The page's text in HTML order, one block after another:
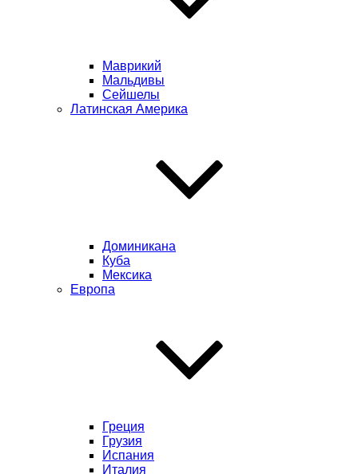
Маврикий
Мальдивы
Сейшелы
Латинская Америка
Доминикана
Куба
Мексика
Европа
Греция
Грузия
Испания
Италия